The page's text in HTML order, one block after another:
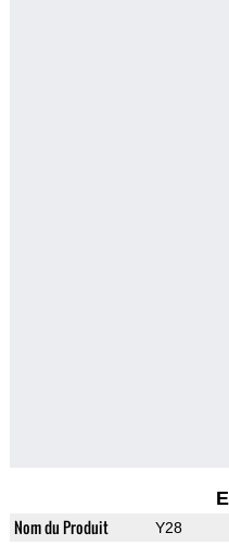
Nom du Produit Y28